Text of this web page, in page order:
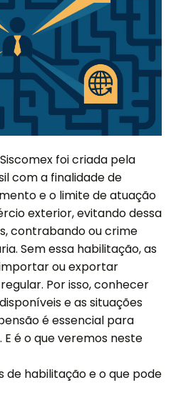
foi criada pela
com a finalidade de
e o limite de atuação
exterior, evitando dessa
contrabando ou crime
Sem essa habilitação, as
ou exportar
Por isso, conhecer
e as situações
é essencial para
é o que veremos neste